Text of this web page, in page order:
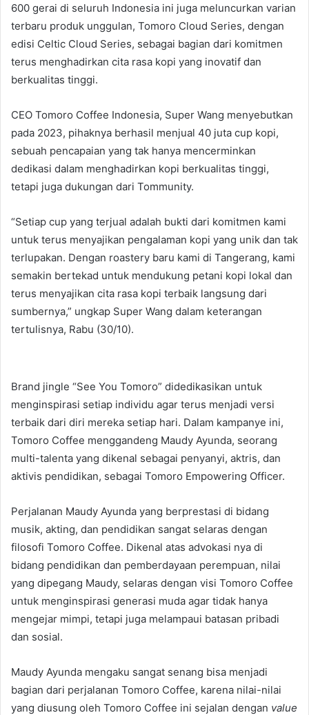
600 gerai di seluruh Indonesia ini juga meluncurkan varian
terbaru produk unggulan, Tomoro Cloud Series, dengan
edisi Celtic Cloud Series, sebagai bagian dari komitmen
terus menghadirkan cita rasa kopi yang inovatif dan
berkualitas tinggi.
CEO Tomoro Coffee Indonesia, Super Wang menyebutkan
pada 2023, pihaknya berhasil menjual 40 juta cup kopi,
sebuah pencapaian yang tak hanya mencerminkan
dedikasi dalam menghadirkan kopi berkualitas tinggi,
tetapi juga dukungan dari Tommunity.
“Setiap cup yang terjual adalah bukti dari komitmen kami
untuk terus menyajikan pengalaman kopi yang unik dan tak
terlupakan. Dengan roastery baru kami di Tangerang, kami
semakin bertekad untuk mendukung petani kopi lokal dan
terus menyajikan cita rasa kopi terbaik langsung dari
sumbernya,” ungkap Super Wang dalam keterangan
tertulisnya, Rabu (30/10).
Brand jingle “See You Tomoro” didedikasikan untuk
menginspirasi setiap individu agar terus menjadi versi
terbaik dari diri mereka setiap hari. Dalam kampanye ini,
Tomoro Coffee menggandeng Maudy Ayunda, seorang
multi-talenta yang dikenal sebagai penyanyi, aktris, dan
aktivis pendidikan, sebagai Tomoro Empowering Officer.
Perjalanan Maudy Ayunda yang berprestasi di bidang
musik, akting, dan pendidikan sangat selaras dengan
filosofi Tomoro Coffee. Dikenal atas advokasi nya di
bidang pendidikan dan pemberdayaan perempuan, nilai
yang dipegang Maudy, selaras dengan visi Tomoro Coffee
untuk menginspirasi generasi muda agar tidak hanya
mengejar mimpi, tetapi juga melampaui batasan pribadi
dan sosial.
Maudy Ayunda mengaku sangat senang bisa menjadi
bagian dari perjalanan Tomoro Coffee, karena nilai-nilai
yang diusung oleh Tomoro Coffee ini sejalan dengan value